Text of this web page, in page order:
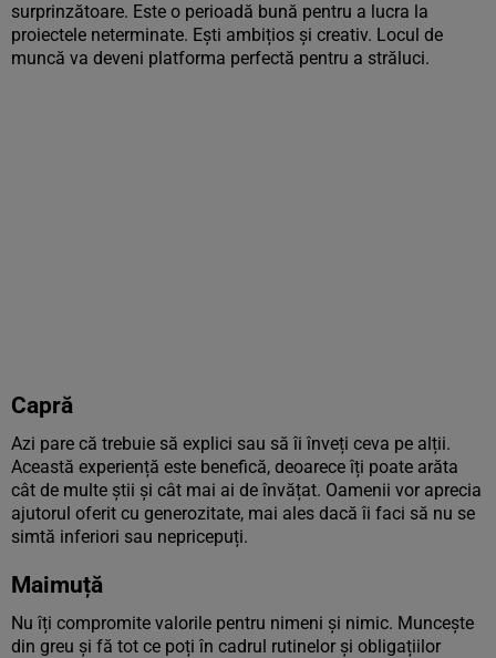
surprinzătoare. Este o perioadă bună pentru a lucra la
proiectele neterminate. Ești ambițios și creativ. Locul de
muncă va deveni platforma perfectă pentru a străluci.
Capră
Azi pare că trebuie să explici sau să îi înveți ceva pe alții.
Această experiență este benefică, deoarece îți poate arăta
cât de multe știi și cât mai ai de învățat. Oamenii vor aprecia
ajutorul oferit cu generozitate, mai ales dacă îi faci să nu se
simtă inferiori sau nepricepuți.
Maimuță
Nu îți compromite valorile pentru nimeni și nimic. Muncește
din greu și fă tot ce poți în cadrul rutinelor și obligațiilor